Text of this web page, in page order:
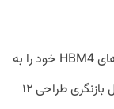
در حالی که SK Hynix و Micron به‌تازگی نمونه‌های HBM4 خود را به
مشتریان ارسال کرده‌اند، سامسونگ هنوز در حال بازنگری طراحی ۱۲